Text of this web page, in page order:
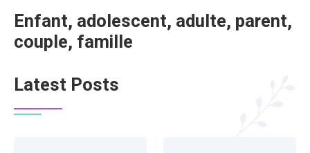
Enfant, adolescent, adulte, parent,
couple, famille
Latest Posts